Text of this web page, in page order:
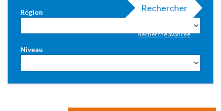
Région
Niveau
Rechercher
Recherche avancée